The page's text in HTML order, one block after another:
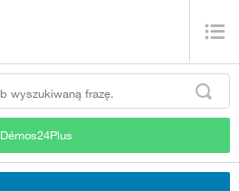
Démos24Plus